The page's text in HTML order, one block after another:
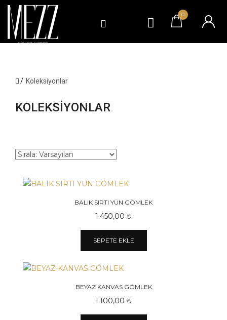
0
Koleksiyonlar
KOLEKSIYONLAR
BALIK SIRTI YÜN GÖMLEK
1.450,00 ₺
SEPETE EKLE
BEYAZ KANVAS GÖMLEK
1.100,00 ₺